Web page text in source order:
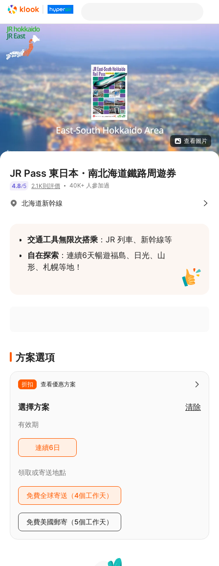
查看圖片
JR Pass 東日本・南北海道鐵路周遊券
4.8/5 2.1K則評價 40K+ 人參加過
北海道新幹線
交通工具無限次搭乘 ：JR 列車、新幹線等
自在探索 ：連續6天暢遊福島、日光、山
形、札幌等地！
方案選項
折扣 查看優惠方案
選擇方案 清除
有效期
連續6日
領取或寄送地點
免費全球寄送（4個工作天）
免費美國郵寄（5個工作天）